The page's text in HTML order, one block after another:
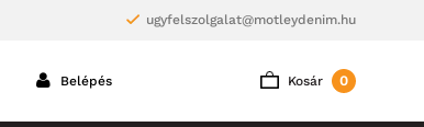
ugyfelszolgalat@motleydenim.hu
Kosár 0
Belépés